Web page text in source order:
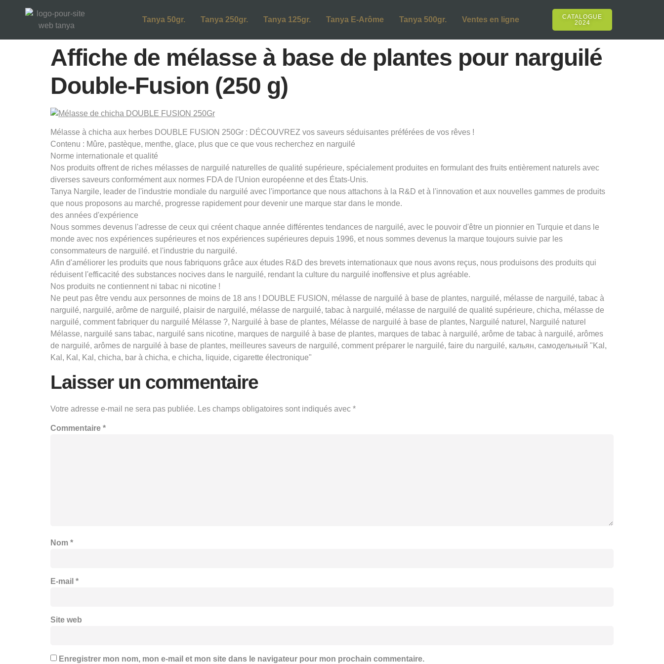
Tanya 50gr. Tanya 250gr. Tanya 125gr. Tanya E-Arôme Tanya 500gr. Ventes en ligne
CATALOGUE
2024
Affiche de mélasse à base de plantes pour narguilé
Double-Fusion (250 g)
Mélasse à chicha aux herbes DOUBLE FUSION 250Gr : DÉCOUVREZ vos saveurs séduisantes préférées de vos rêves !
Contenu : Mûre, pastèque, menthe, glace, plus que ce que vous recherchez en narguilé
Norme internationale et qualité
Nos produits offrent de riches mélasses de narguilé naturelles de qualité supérieure, spécialement produites en formulant des fruits entièrement naturels avec
diverses saveurs conformément aux normes FDA de l'Union européenne et des États-Unis.
Tanya Nargile, leader de l'industrie mondiale du narguilé avec l'importance que nous attachons à la R&D et à l'innovation et aux nouvelles gammes de produits
que nous proposons au marché, progresse rapidement pour devenir une marque star dans le monde.
des années d'expérience
Nous sommes devenus l'adresse de ceux qui créent chaque année différentes tendances de narguilé, avec le pouvoir d'être un pionnier en Turquie et dans le
monde avec nos expériences supérieures et nos expériences supérieures depuis 1996, et nous sommes devenus la marque toujours suivie par les
consommateurs de narguilé. et l'industrie du narguilé.
Afin d'améliorer les produits que nous fabriquons grâce aux études R&D des brevets internationaux que nous avons reçus, nous produisons des produits qui
réduisent l'efficacité des substances nocives dans le narguilé, rendant la culture du narguilé inoffensive et plus agréable.
Nos produits ne contiennent ni tabac ni nicotine !
Ne peut pas être vendu aux personnes de moins de 18 ans ! DOUBLE FUSION, mélasse de narguilé à base de plantes, narguilé, mélasse de narguilé, tabac à
narguilé, narguilé, arôme de narguilé, plaisir de narguilé, mélasse de narguilé, tabac à narguilé, mélasse de narguilé de qualité supérieure, chicha, mélasse de
narguilé, comment fabriquer du narguilé Mélasse ?, Narguilé à base de plantes, Mélasse de narguilé à base de plantes, Narguilé naturel, Narguilé naturel
Mélasse, narguilé sans tabac, narguilé sans nicotine, marques de narguilé à base de plantes, marques de tabac à narguilé, arôme de tabac à narguilé, arômes
de narguilé, arômes de narguilé à base de plantes, meilleures saveurs de narguilé, comment préparer le narguilé, faire du narguilé, кальян, самодельный "Kal,
Kal, Kal, Kal, chicha, bar à chicha, e chicha, liquide, cigarette électronique"
Laisser un commentaire
Votre adresse e-mail ne sera pas publiée. Les champs obligatoires sont indiqués avec *
Commentaire *
Nom *
E-mail *
Site web
Enregistrer mon nom, mon e-mail et mon site dans le navigateur pour mon prochain commentaire.